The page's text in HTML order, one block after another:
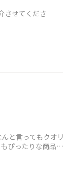
させてくださ
と言ってもクオリ
ぴったりな商品だ